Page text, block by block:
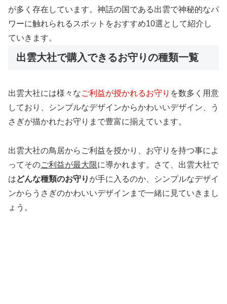
が多く存在しています。神話の国である出雲で神秘的なパ
ワーに触れられるスポットをおすすめ10選として紹介し
ていきます。
出雲大社で購入できるお守りの種類一覧
出雲大社には様々なご利益が授かれるお守り を数多く用意
しており、シンプルなデザインからかわいいデザイン、う
さぎが描かれたお守りまで豊富に揃えています。
出雲大社の鳥居からご利益を授かり、お守りを持つ事によ
ってそのご利益が最大限に導かれます。さて、出雲大社で
はどんな種類のお守り が手に入るのか、シンプルなデザイ
ンからうさぎのかわいいデザインまで一緒に見ていきまし
ょう。